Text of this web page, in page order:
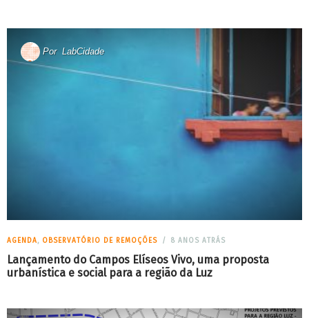
Por LabCidade
AGENDA, OBSERVATÓRIO DE REMOÇÕES 8 ANOS ATRÁS
Lançamento do Campos Elíseos Vivo, uma proposta
urbanística e social para a região da Luz